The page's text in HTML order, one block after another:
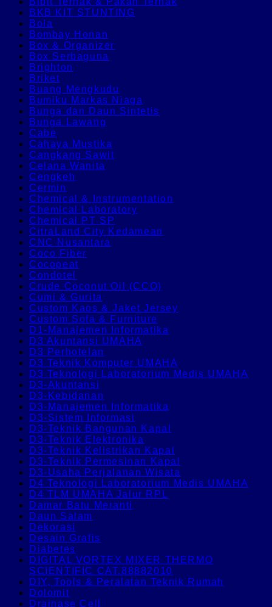
BKB KIT STUNTING
Bola
Bombay Honan
Box & Organizer
Box Serbaguna
Brighton
Briket
Buang Mengkudu
Bumiku Markas Niaga
Bunga dan Daun Sintetis
Bunga Lawang
Cabe
Cahaya Mustika
Cangkang Sawit
Celana Wanita
Cengkeh
Cermin
Chemical & Instrumentation
Chemical Laboratory
Chemical PT SP
CitraLand City Kedamean
CNC Nusantara
Coco Fiber
Cocopeat
Condotel
Crude Coconut Oil (CCO)
Cumi & Gurita
Custom Kaos & Jaket Jersey
Custom Sofa & Furniture
D1-Manajemen Informatika
D3 Akuntansi UMAHA
D3 Perhotelan
D3 Teknik Komputer UMAHA
D3 Teknologi Laboratorium Medis UMAHA
D3-Akuntansi
D3-Kebidanan
D3-Manajemen Informatika
D3-Sistem Informasi
D3-Teknik Bangunan Kapal
D3-Teknik Elektronika
D3-Teknik Kelistrikan Kapal
D3-Teknik Permesinan Kapal
D3-Usaha Perjalanan Wisata
D4 Teknologi Laboratorium Medis UMAHA
D4 TLM UMAHA Jalur RPL
Damar Batu Meranti
Daun Salam
Dekorasi
Desain Grafis
Diabetes
DIGITAL VORTEX MIXER THERMO
SCIENTIFIC CAT.88882010
DIY, Tools & Peralatan Teknik Rumah
Dolomit
Drainase Cell